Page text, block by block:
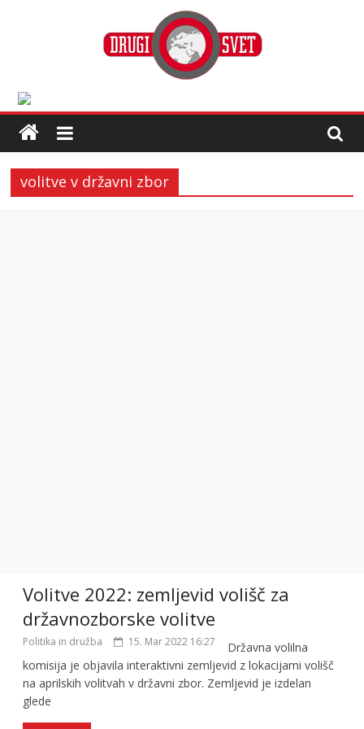
volitve v državni zbor
Volitve 2022: zemljevid volišč za
državnozborske volitve
Politika in družba 15. Mar 2022 16:27
Državna volilna
komisija je objavila interaktivni zemljevid z lokacijami volišč
na aprilskih volitvah v državni zbor. Zemljevid je izdelan
glede